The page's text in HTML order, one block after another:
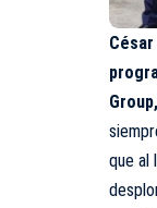
Group,
que al